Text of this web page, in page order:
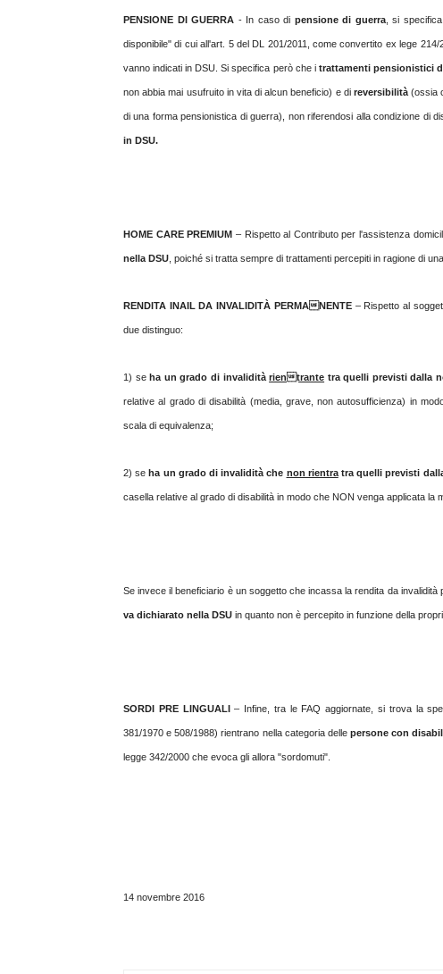
PENSIONE DI GUERRA - In caso di pensione di guerra, si
disponibile" di cui all'art. 5 del DL 201/2011, come convertito ex lege 214/
vanno indicati in DSU. Si specifica però che i trattamenti pensionistici
non abbia mai usufruito in vita di alcun beneficio) e di reversibilità(ossia
di una forma pensionistica di guerra), non riferendosi alla condizione di
in DSU.
HOME CARE PREMIUM – Rispetto al Contributo per l'assistenza
nella DSU, poiché si tratta sempre di trattamenti percepiti in ragione di
RENDITA INAIL DA INVALIDITÀ PERMANENTE– Rispetto al
due distinguo:
1) se ha un grado di invaliditàrientrante tra quelli previsti dalla
relative al grado di disabilità (media, grave, non autosufficienza) in
scala di equivalenza;
2) se ha un grado di invalidità che non rientratra quelli previsti
casella relative al grado di disabilità in modo che NON venga applicata la
Se invece il beneficiario è un soggetto che incassa la rendita da invalidità
va dichiarato nella DSU in quanto non è percepito in funzione della
SORDI PRE LINGUALI – Infine, tra le FAQ aggiornate, si trova la
381/1970 e 508/1988) rientrano nella categoria dellepersone con
legge 342/2000 che evoca gli allora "sordomuti".
14 novembre 2016